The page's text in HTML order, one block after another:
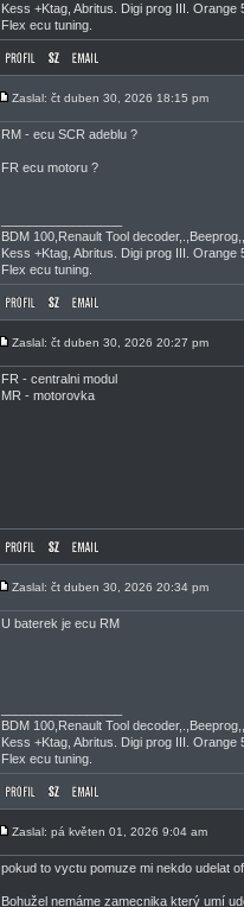
Kess +Ktag, Abritus. Digi prog III. Orange
Flex ecu tuning.
Zaslal: čt duben 30, 2026 18:15 pm
RM - ecu SCR adeblu ?
FR ecu motoru ?
BDM 100,Renault Tool
Kess +Ktag, Abritus. Digi prog III. Orange
Flex ecu tuning.
Zaslal: čt duben 30, 2026 20:27 pm
FR - centralni modul
MR - motorovka
Zaslal: čt duben 30, 2026 20:34 pm
U baterek je ecu RM
BDM 100,Renault Tool
Kess +Ktag, Abritus. Digi prog III. Orange
Flex ecu tuning.
Zaslal: pá květen 01, 2026 9:04 am
pokud to vyctu pomuze mi nekdo udelat
Bohužel nemáme zamecnika který umí